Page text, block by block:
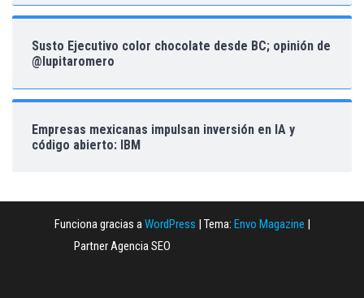
Susto Ejecutivo color chocolate desde BC; opinión de
@lupitaromero
Empresas mexicanas impulsan inversión en IA y
código abierto: IBM
Funciona gracias aWordPress Tema: Envo Magazine
Partner Agencia SEO